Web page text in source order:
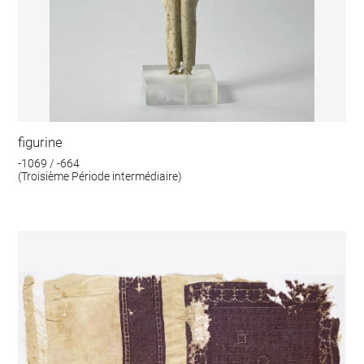
figurine
-1069 / -664
(Troisième Période intermédiaire)